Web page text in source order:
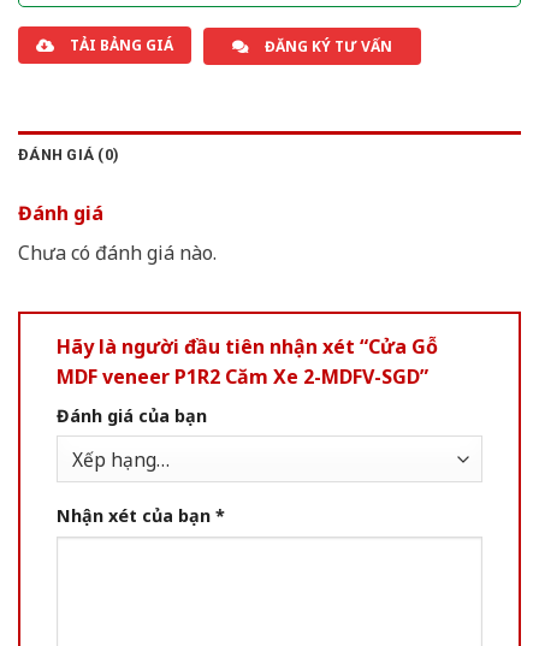
TẢI BẢNG GIÁ ĐĂNG KÝ TƯ VẤN
ĐÁNH GIÁ (0)
Đánh giá
Chưa có đánh giá nào.
Hãy là người đầu tiên nhận xét “Cửa Gỗ
MDF veneer P1R2 Căm Xe 2-MDFV-SGD”
Đánh giá của bạn
Nhận xét của bạn *